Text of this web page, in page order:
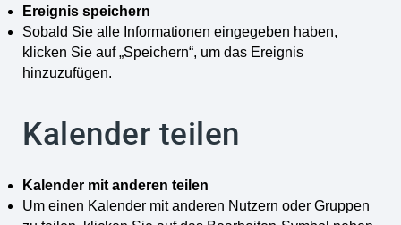
Ereignis speichern
Sobald Sie alle Informationen eingegeben haben,
klicken Sie auf „Speichern“, um das Ereignis
hinzuzufügen.
Kalender teilen
Kalender mit anderen teilen
Um einen Kalender mit anderen Nutzern oder Gruppen